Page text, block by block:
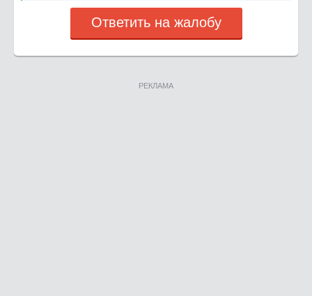
Ответить на жалобу
РЕКЛАМА